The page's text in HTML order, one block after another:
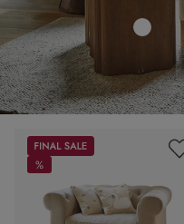
Sale
%
%